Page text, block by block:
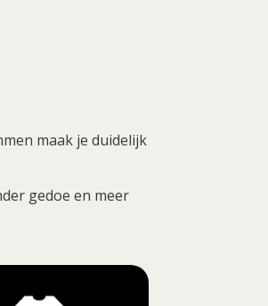
maak je duidelijk
gedoe en meer